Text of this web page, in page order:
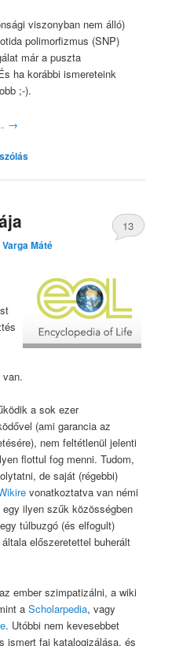
viszonyban nem álló)
polimorfizmus (SNP)
már a puszta
ha korábbi ismereteink
;-).
→
Varga Máté
13
a sok ezer
(ami garancia az
nem feltétlenül jelenti
flottul fog menni. Tudom,
de saját (régebbi)
vonatkoztatva van némi
egy ilyen szűk közösségben
túlbuzgó (és elfogult)
előszeretettel buherált
ember szimpatizálni, a wiki
aScholarpedia, vagy
. Utóbbi nem kevesebbet
ismert faj katalogizálása, és